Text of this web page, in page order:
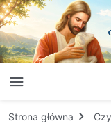
Strona główna